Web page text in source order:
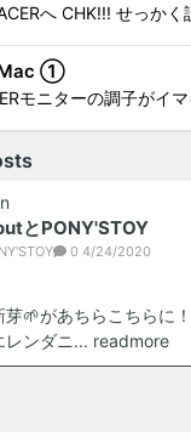
①
とPONY'STOY
0 4/24/2020
🌱があちらこちらに
レンダニ... readmore